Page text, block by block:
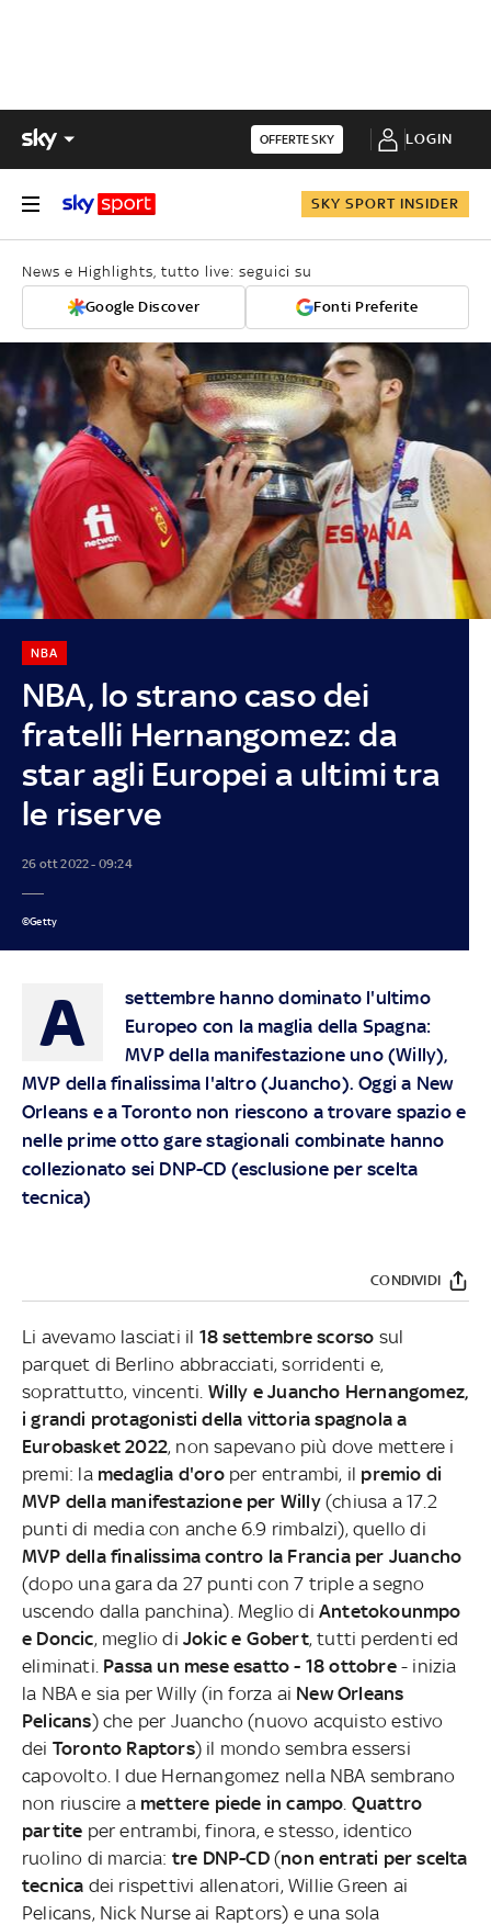
OFFERTE SKY LOGIN
SKY SPORT INSIDER
News e Highlights, tutto live: seguici su
Google Discover Fonti Preferite
NBA, lo strano caso dei
fratelli Hernangomez: da
star agli Europei a ultimi tra
le riserve
NBA
26 ott 2022 - 09:24
©Getty
A
settembre hanno dominato l'ultimo
Europeo con la maglia della Spagna:
MVP della manifestazione uno (Willy),
MVP della finalissima l'altro (Juancho). Oggi a New
Orleans e a Toronto non riescono a trovare spazio e
nelle prime otto gare stagionali combinate hanno
collezionato sei DNP-CD (esclusione per scelta
tecnica)
CONDIVIDI
Li avevamo lasciati il 18 settembre scorso sul
parquet di Berlino abbracciati, sorridenti e,
soprattutto, vincenti. Willy e Juancho Hernangomez,
i grandi protagonisti della vittoria spagnola a
Eurobasket 2022, non sapevano più dove mettere i
premi: la medaglia d'oroper entrambi, il premio di
MVP della manifestazione per Willy (chiusa a 17.2
punti di media con anche 6.9 rimbalzi), quello di
MVP della finalissima contro la Francia per Juancho
(dopo una gara da 27 punti con 7 triple a segno
uscendo dalla panchina). Meglio di Antetokounmpo
e Doncic, meglio diJokic e Gobert, tutti perdenti ed
eliminati. Passa un mese esatto - 18 ottobre - inizia
la NBA e sia per Willy (in forza ai New Orleans
Pelicans) che per Juancho (nuovo acquisto estivo
dei Toronto Raptors) il mondo sembra essersi
capovolto. I due Hernangomez nella NBA sembrano
non riuscire a mettere piede in campo Quattro
partite per entrambi, finora, e stesso, identico
ruolino di marcia: tre DNP-CD(non entrati per scelta
tecnica dei rispettivi allenatori, Willie Green ai
Pelicans, Nick Nurse ai Raptors) e una sola